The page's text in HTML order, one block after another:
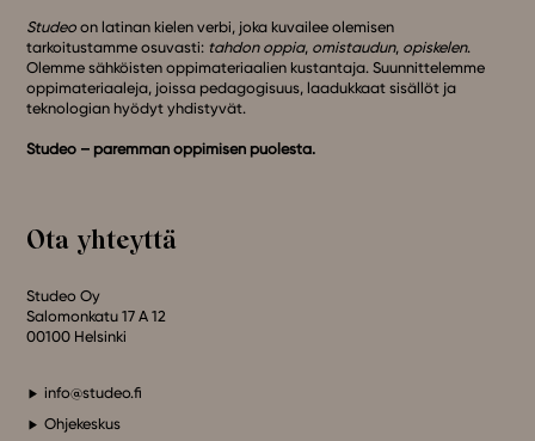
Studeo on latinan kielen verbi, joka kuvailee olemisen
tarkoitustamme osuvasti: tahdon oppia, omistaudun, opiskelen.
Olemme sähköisten oppimateriaalien kustantaja. Suunnittelemme
oppimateriaaleja, joissa pedagogisuus, laadukkaat sisällöt ja
teknologian hyödyt yhdistyvät.
Studeo – paremman oppimisen puolesta.
Ota yhteyttä
Studeo Oy
Salomonkatu 17 A 12
00100 Helsinki
info@studeo.fi
Ohjekeskus